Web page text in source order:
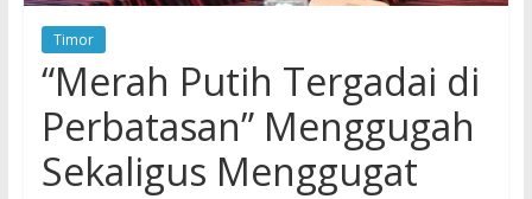
Timor
“Merah Putih Tergadai di
Perbatasan” Menggugah
Sekaligus Menggugat